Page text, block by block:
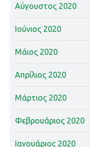
Αύγουστος 2020
Ιούνιος 2020
Μάιος 2020
Απρίλιος 2020
Μάρτιος 2020
Φεβρουάριος 2020
Ιανουάριος 2020